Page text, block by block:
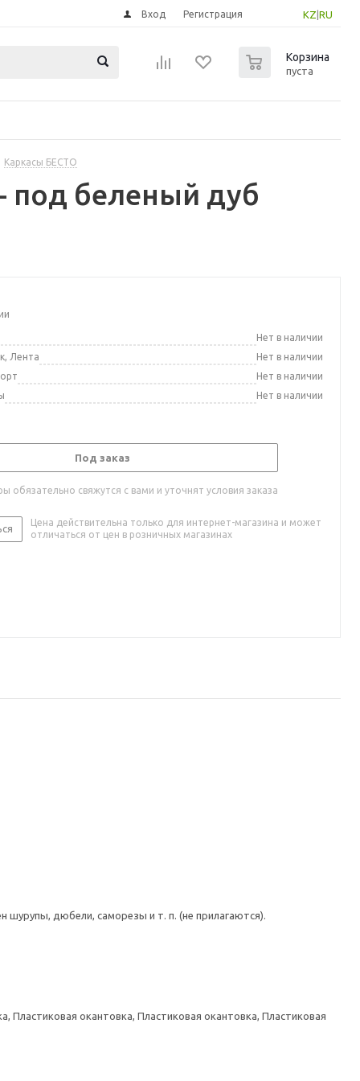
KZ RU
Вход Регистрация
Корзина
пуста
Каркасы БЕСТО
под беленый дуб
Нет в наличии
Лента
Нет в наличии
Нет в наличии
Нет в наличии
Под заказ
обязательно свяжутся с вами и уточнят условия заказа
Цена действительна только для интернет-магазина и может
отличаться от цен в розничных магазинах
дюбели, саморезы и т. п. (не прилагаются).
окантовка, Пластиковая окантовка, Пластиковая